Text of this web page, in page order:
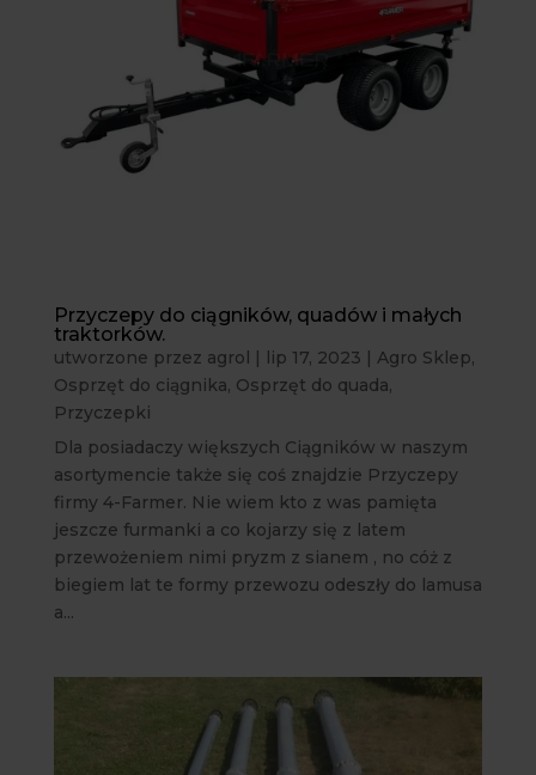
Przyczepy do ciągników, quadów i małych
traktorków.
utworzone przez agrol | lip 17, 2023 | Agro Sklep,
Osprzęt do ciągnika, Osprzęt do quada,
Przyczepki
Dla posiadaczy większych Ciągników w naszym
asortymencie także się coś znajdzie Przyczepy
firmy 4-Farmer. Nie wiem kto z was pamięta
jeszcze furmanki a co kojarzy się z latem
przewożeniem nimi pryzm z sianem , no cóż z
biegiem lat te formy przewozu odeszły do lamusa
a...